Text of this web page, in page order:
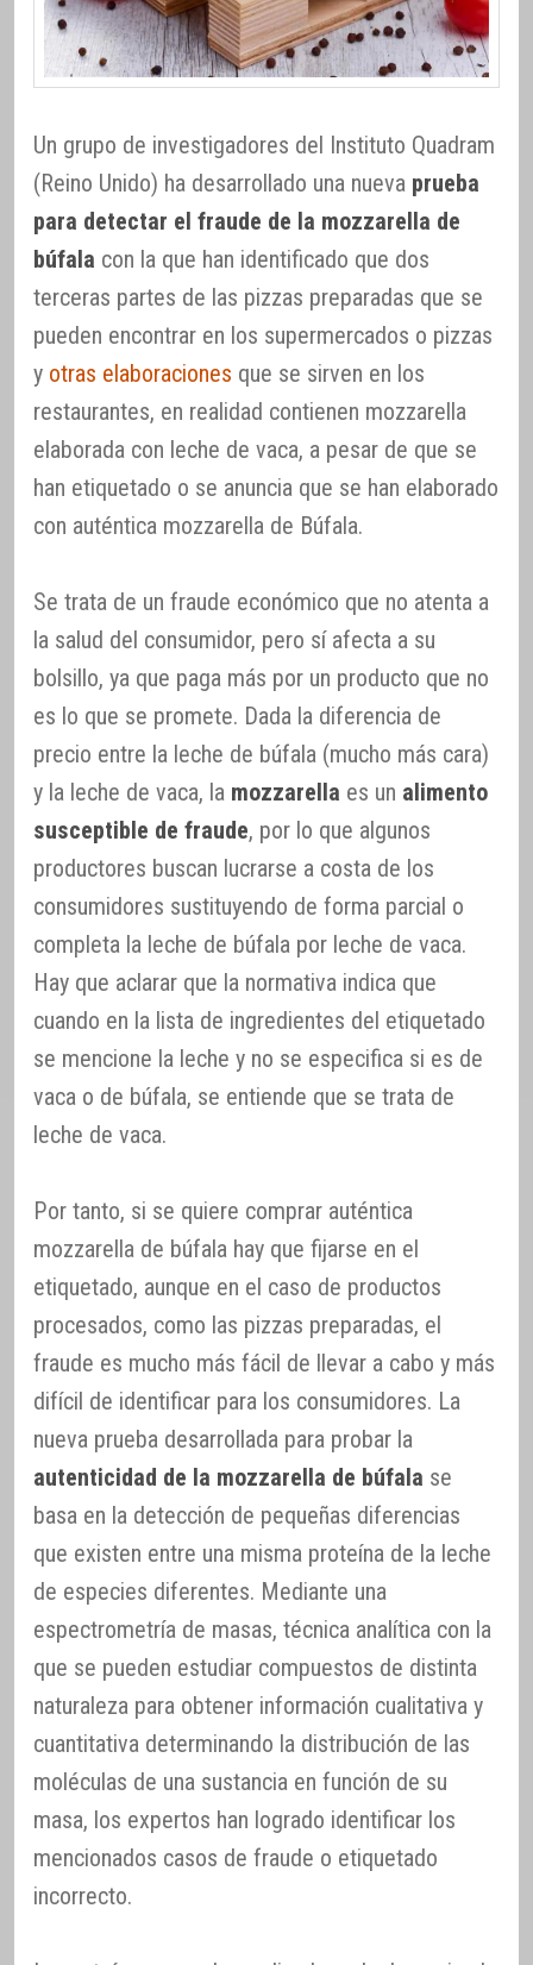
Un grupo de investigadores del Instituto Quadram
(Reino Unido) ha desarrollado una nueva prueba
para detectar el fraude de la mozzarella de
búfala con la que han identificado que dos
terceras partes de las pizzas preparadas que se
pueden encontrar en los supermercados o pizzas
y otras elaboraciones que se sirven en los
restaurantes, en realidad contienen mozzarella
elaborada con leche de vaca, a pesar de que se
han etiquetado o se anuncia que se han elaborado
con auténtica mozzarella de Búfala.
Se trata de un fraude económico que no atenta a
la salud del consumidor, pero sí afecta a su
bolsillo, ya que paga más por un producto que no
es lo que se promete. Dada la diferencia de
precio entre la leche de búfala (mucho más cara)
y la leche de vaca, la mozzarella es un alimento
susceptible de fraude, por lo que algunos
productores buscan lucrarse a costa de los
consumidores sustituyendo de forma parcial o
completa la leche de búfala por leche de vaca.
Hay que aclarar que la normativa indica que
cuando en la lista de ingredientes del etiquetado
se mencione la leche y no se especifica si es de
vaca o de búfala, se entiende que se trata de
leche de vaca.
Por tanto, si se quiere comprar auténtica
mozzarella de búfala hay que fijarse en el
etiquetado, aunque en el caso de productos
procesados, como las pizzas preparadas, el
fraude es mucho más fácil de llevar a cabo y más
difícil de identificar para los consumidores. La
nueva prueba desarrollada para probar la
autenticidad de la mozzarella de búfala se
basa en la detección de pequeñas diferencias
que existen entre una misma proteína de la leche
de especies diferentes. Mediante una
espectrometría de masas, técnica analítica con la
que se pueden estudiar compuestos de distinta
naturaleza para obtener información cualitativa y
cuantitativa determinando la distribución de las
moléculas de una sustancia en función de su
masa, los expertos han logrado identificar los
mencionados casos de fraude o etiquetado
incorrecto.